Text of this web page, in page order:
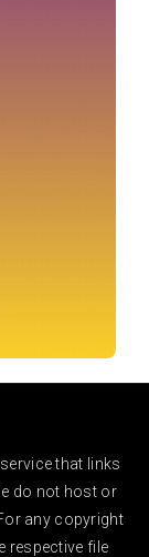
that links
do not host or
any copyright
respective file